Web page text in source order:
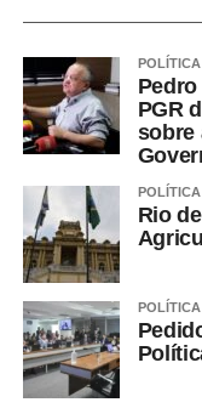
firmado pelo
criminal
– *O acordo com a
– *Houve falhas
valores envolvidos;
– *O fluxo dos
pelas autoridades
O ex-governador
cautelares da
Supremo Tribunal
Procuradoria-Geral
POLÍTICA
PGR
sobre
POLÍTICA
Rio
POLÍTICA